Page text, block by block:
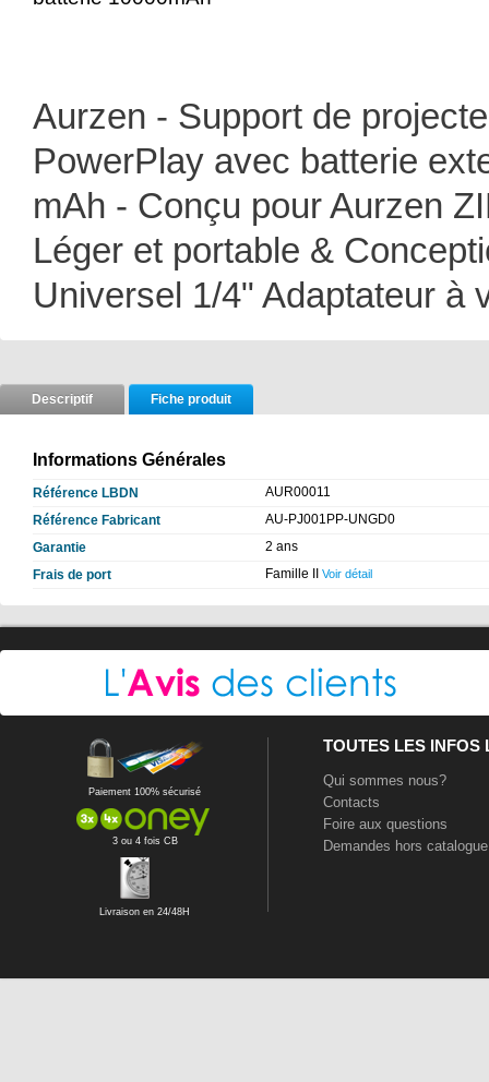
Aurzen - Support de
PowerPlay avec batterie
mAh - Conçu pour Aurzen
Léger et portable &
Universel 1/4" Adaptateur à
Descriptif Fiche produit
Informations Générales
Référence LBDN
AUR00011
Référence Fabricant
AU-PJ001PP-UNGD0
Garantie
2 ans
Frais de port
Famille II Voir détail
Paiement 100% sécurisé
3 ou 4 fois CB
Livraison en 24/48H
TOUTES LES INFOS
Qui sommes nous?
Contacts
Foire aux questions
Demandes hors catalogue